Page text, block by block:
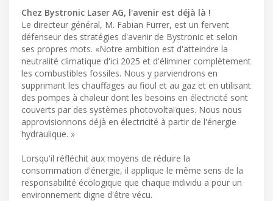
Chez Bystronic Laser AG, l'avenir est déjà là !
Le directeur général, M. Fabian Furrer, est un fervent
défenseur des stratégies d'avenir de Bystronic et selon
ses propres mots. «Notre ambition est d'atteindre la
neutralité climatique d'ici 2025 et d'éliminer complètement
les combustibles fossiles. Nous y parviendrons en
supprimant les chauffages au fioul et au gaz et en utilisant
des pompes à chaleur dont les besoins en électricité sont
couverts par des systèmes photovoltaïques. Nous nous
approvisionnons déjà en électricité à partir de l'énergie
hydraulique. »
Lorsqu'il réfléchit aux moyens de réduire la
consommation d'énergie, il applique le même sens de la
responsabilité écologique que chaque individu a pour un
environnement digne d'être vécu.